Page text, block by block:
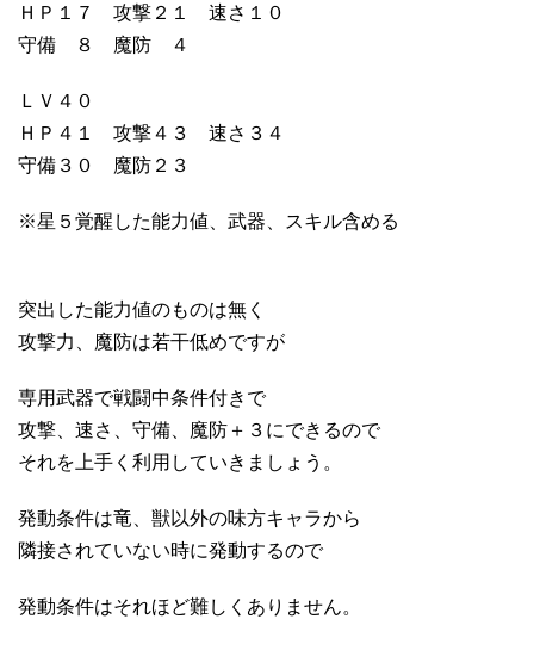
ＨＰ１７ 攻撃２１ 速さ１０
守備 ８ 魔防 ４
ＬＶ４０
ＨＰ４１ 攻撃４３ 速さ３４
守備３０ 魔防２３
※星５覚醒した能力値、武器、スキル含める
突出した能力値のものは無く
攻撃力、魔防は若干低めですが
専用武器で戦闘中条件付きで
攻撃、速さ、守備、魔防＋３にできるので
それを上手く利用していきましょう。
発動条件は竜、獣以外の味方キャラから
隣接されていない時に発動するので
発動条件はそれほど難しくありません。